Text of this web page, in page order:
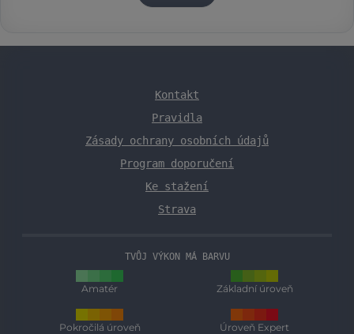
Kontakt
Pravidla
Zásady ochrany osobních údajů
Program doporučení
Ke stažení
Strava
TVŮJ VÝKON MÁ BARVU
Amatér Základní úroveň
Pokročilá úroveň Úroveň Expert